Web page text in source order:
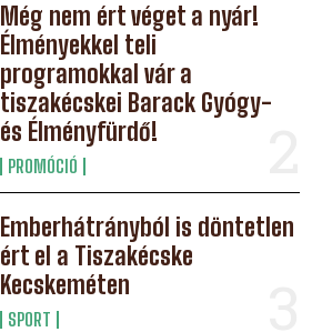
Még nem ért véget a nyár!
Élményekkel teli
programokkal vár a
tiszakécskei Barack Gyógy-
és Élményfürdő!
PROMÓCIÓ
Emberhátrányból is döntetlen
ért el a Tiszakécske
Kecskeméten
SPORT